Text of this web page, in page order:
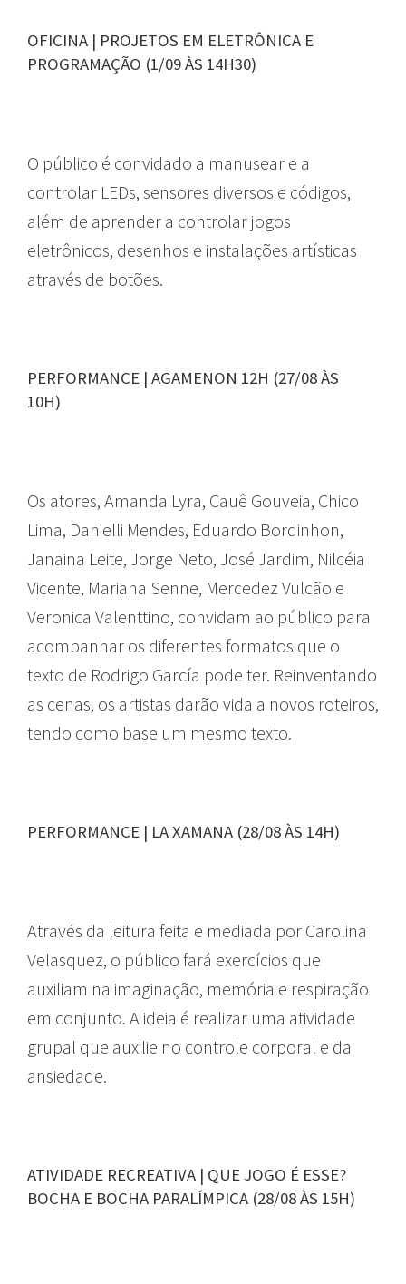
OFICINA | PROJETOS EM ELETRÔNICA E
PROGRAMAÇÃO (1/09 ÀS 14H30)
O público é convidado a manusear e a
controlar LEDs, sensores diversos e códigos,
além de aprender a controlar jogos
eletrônicos, desenhos e instalações artísticas
através de botões.
PERFORMANCE | AGAMENON 12H (27/08 ÀS
10H)
Os atores, Amanda Lyra, Cauê Gouveia, Chico
Lima, Danielli Mendes, Eduardo Bordinhon,
Janaina Leite, Jorge Neto, José Jardim, Nilcéia
Vicente, Mariana Senne, Mercedez Vulcão e
Veronica Valenttino, convidam ao público para
acompanhar os diferentes formatos que o
texto de Rodrigo García pode ter. Reinventando
as cenas, os artistas darão vida a novos roteiros,
tendo como base um mesmo texto.
PERFORMANCE | LA XAMANA (28/08 ÀS 14H)
Através da leitura feita e mediada por Carolina
Velasquez, o público fará exercícios que
auxiliam na imaginação, memória e respiração
em conjunto. A ideia é realizar uma atividade
grupal que auxilie no controle corporal e da
ansiedade.
ATIVIDADE RECREATIVA | QUE JOGO É ESSE?
BOCHA E BOCHA PARALÍMPICA (28/08 ÀS 15H)